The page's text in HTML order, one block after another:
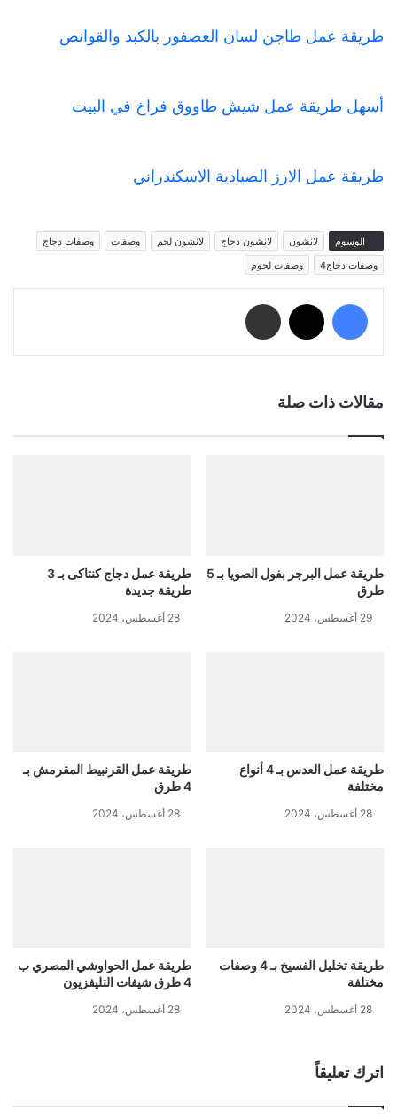
طريقة عمل طاجن لسان العصفور بالكبد والقوانص
أسهل طريقة عمل شيش طاووق فراخ في البيت
طريقة عمل الارز الصيادية الاسكندراني
الوسوم لانشون لانشون دجاج لانشون لحم وصفات
وصفات دجاج
وصفات دجاج4
وصفات لحوم
فيسبوك
مقالات ذات صلة
طريقة عمل البرجر بفول الصويا بـ 5
طرق
29 أغسطس، 2024
طريقة عمل دجاج كنتاكى بـ 3
طريقة جديدة
28 أغسطس، 2024
طريقة عمل العدس بـ 4 أنواع
مختلفة
28 أغسطس، 2024
طريقة عمل القرنبيط المقرمش بـ
4 طرق
28 أغسطس، 2024
طريقة تخليل الفسيخ بـ 4 وصفات
مختلفة
28 أغسطس، 2024
طريقة عمل الحواوشي المصري ب
4 طرق شيفات التليفزيون
28 أغسطس، 2024
اترك تعليقاً